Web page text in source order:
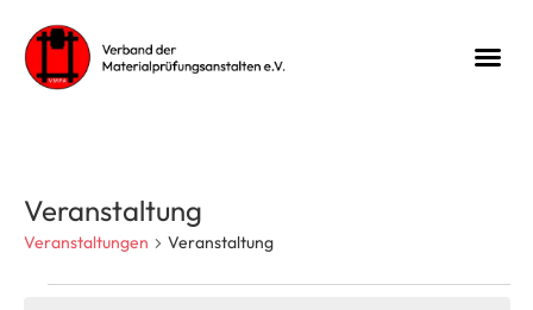
Veranstaltung
Veranstaltungen Veranstaltung